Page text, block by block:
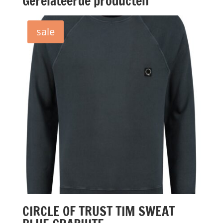
sale
CIRCLE OF TRUST TIM SWEAT